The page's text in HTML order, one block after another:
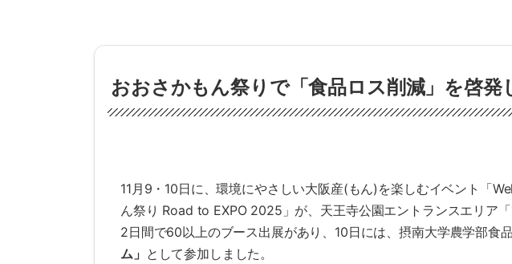
おおさかもん祭りで「食品ロス削減」を啓発
11月9・10日に、環境にやさしい大阪産(もん)を楽しむイベント「
ん祭り Road to EXPO 2025」が、天王寺公園エントランスエリア「
2日間で60以上のブース出展があり、10日には、摂南大学農学部食
ム」 として参加しました。